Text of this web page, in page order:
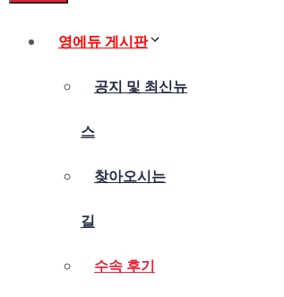
영에듀 게시판
공지 및 최신뉴
스
찾아오시는
길
수속 후기